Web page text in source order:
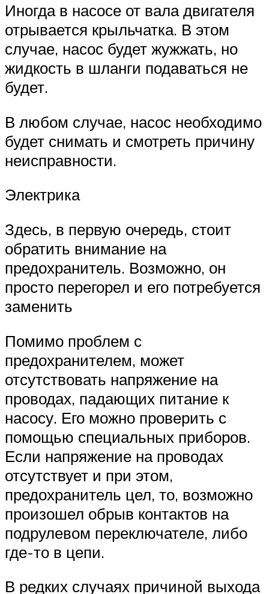
Иногда в насосе от вала двигателя
отрывается крыльчатка. В этом
случае, насос будет жужжать, но
жидкость в шланги подаваться не
будет.
В любом случае, насос необходимо
будет снимать и смотреть причину
неисправности.
Электрика
Здесь, в первую очередь, стоит
обратить внимание на
предохранитель. Возможно, он
просто перегорел и его потребуется
заменить
Помимо проблем с
предохранителем, может
отсутствовать напряжение на
проводах, падающих питание к
насосу. Его можно проверить с
помощью специальных приборов.
Если напряжение на проводах
отсутствует и при этом,
предохранитель цел, то, возможно
произошел обрыв контактов на
подрулевом переключателе, либо
где-то в цепи.
В редких случаях причиной выхода